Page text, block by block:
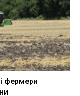
фермери